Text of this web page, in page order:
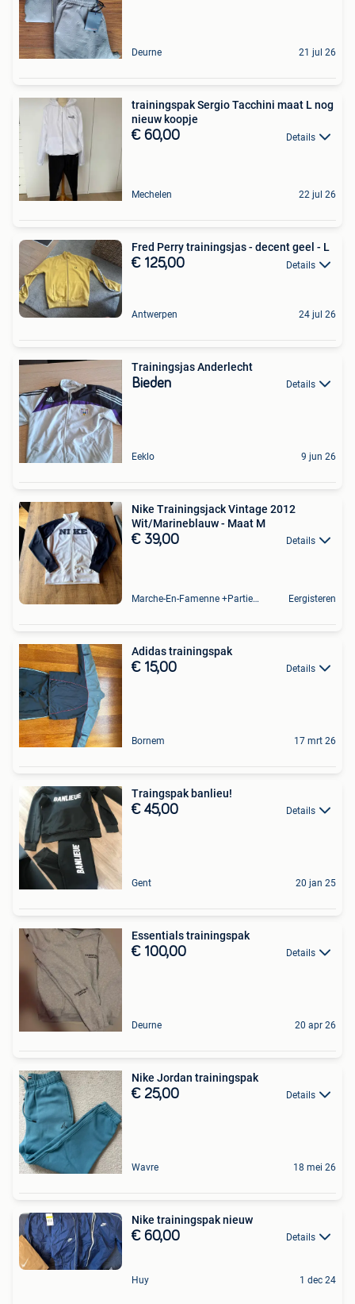
Deurne 21 jul 26
trainingspak Sergio Tacchini maat L nog
nieuw koopje
€ 60,00 Details
Mechelen 22 jul 26
Fred Perry trainingsjas - decent geel - L
€ 125,00 Details
Antwerpen 24 jul 26
Trainingsjas Anderlecht
Bieden Details
Eeklo 9 jun 26
Nike Trainingsjack Vintage 2012
Wit/Marineblauw - Maat M
€ 39,00 Details
Marche-En-Famenne +Partie De Baillonville Et Noiseux Eergisteren
Adidas trainingspak
€ 15,00 Details
Bornem 17 mrt 26
Traingspak banlieu!
€ 45,00 Details
Gent 20 jan 25
Essentials trainingspak
€ 100,00 Details
Deurne 20 apr 26
Nike Jordan trainingspak
€ 25,00 Details
Wavre 18 mei 26
Nike trainingspak nieuw
€ 60,00 Details
Huy 1 dec 24